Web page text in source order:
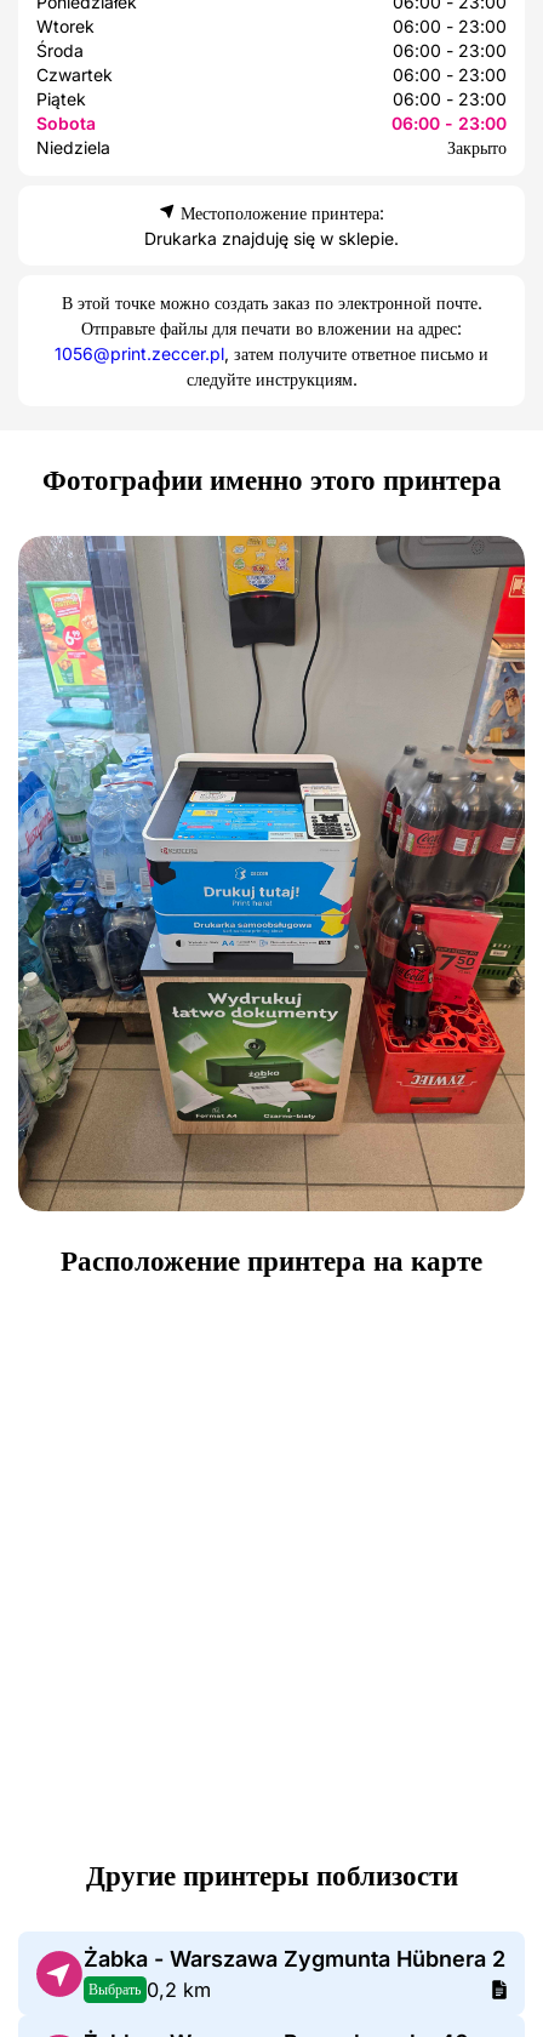
Wtorek
06:00 - 23:00
Środa
06:00 - 23:00
Czwartek
06:00 - 23:00
Piątek
06:00 - 23:00
Sobota
06:00 - 23:00
Niedziela
Закрыто
Местоположение принтера:
Drukarka znajduję się w sklepie.
В этой точке можно создать заказ по электронной почте.
Отправьте файлы для печати во вложении на адрес:
1056@print.zeccer.pl, затем получите ответное письмо и
следуйте инструкциям.
Фотографии именно этого принтера
Расположение принтера на карте
Другие принтеры поблизости
Żabka - Warszawa Zygmunta Hübnera 2
Выбрать 0,2 km